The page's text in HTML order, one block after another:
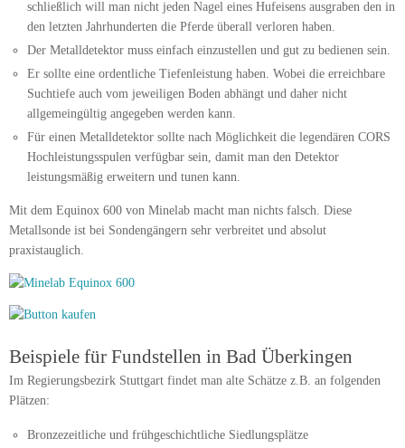
schließlich will man nicht jeden Nagel eines Hufeisens ausgraben den in
den letzten Jahrhunderten die Pferde überall verloren haben.
Der Metalldetektor muss einfach einzustellen und gut zu bedienen sein.
Er sollte eine ordentliche Tiefenleistung haben. Wobei die erreichbare
Suchtiefe auch vom jeweiligen Boden abhängt und daher nicht
allgemeingültig angegeben werden kann.
Für einen Metalldetektor sollte nach Möglichkeit die legendären CORS
Hochleistungsspulen verfügbar sein, damit man den Detektor
leistungsmäßig erweitern und tunen kann.
Mit dem Equinox 600 von Minelab macht man nichts falsch. Diese
Metallsonde ist bei Sondengängern sehr verbreitet und absolut
praxistauglich.
Beispiele für Fundstellen in Bad Überkingen
Im Regierungsbezirk Stuttgart findet man alte Schätze z.B. an folgenden
Plätzen:
Bronzezeitliche und frühgeschichtliche Siedlungsplätze